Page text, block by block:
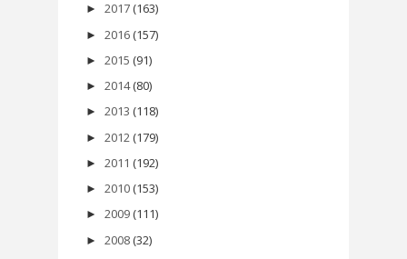
► 2017 (163)
► 2016 (157)
► 2015 (91)
► 2014 (80)
► 2013 (118)
► 2012 (179)
► 2011 (192)
► 2010 (153)
► 2009 (111)
► 2008 (32)